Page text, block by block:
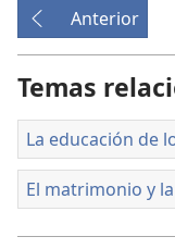
Anterior
Temas
La educación de
El matrimonio y